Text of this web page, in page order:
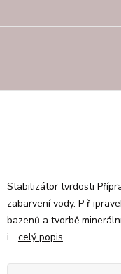
Stabilizátor tvrdosti
zabarvení vody. P ř
bazenů a tvorbě
i... celý popis